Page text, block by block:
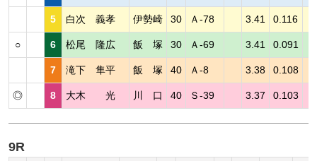
5 白次 義孝 伊勢崎 30 Ａ-78 3.41 0.116
○ 6 松尾 隆広 飯 塚 30 Ａ-69 3.41 0.091
7 滝下 隼平 飯 塚 40 Ａ-8 3.38 0.108
◎ 8 大木 光 川 口 40 Ｓ-39 3.37 0.103
9R